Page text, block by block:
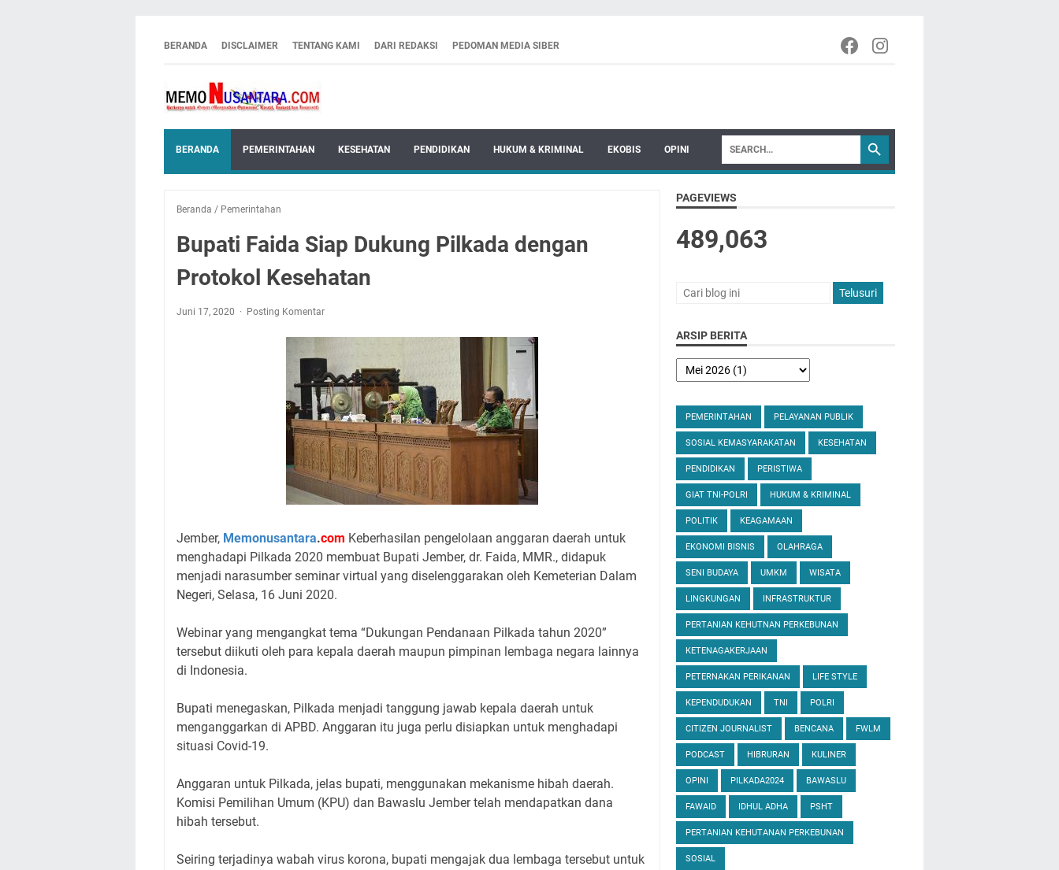
BERANDA DISCLAIMER TENTANG KAMI DARI REDAKSI PEDOMAN MEDIA SIBER
BERANDA PEMERINTAHAN KESEHATAN PENDIDIKAN HUKUM & KRIMINAL EKOBIS OPINI
Beranda / Pemerintahan
Bupati Faida Siap Dukung Pilkada dengan
Protokol Kesehatan
Juni 17, 2020 Posting Komentar
Jember, Memonusantara.com Keberhasilan pengelolaan anggaran daerah untuk
menghadapi Pilkada 2020 membuat Bupati Jember, dr. Faida, MMR., didapuk
menjadi narasumber seminar virtual yang diselenggarakan oleh Kemeterian Dalam
Negeri, Selasa, 16 Juni 2020.
Webinar yang mengangkat tema “Dukungan Pendanaan Pilkada tahun 2020”
tersebut diikuti oleh para kepala daerah maupun pimpinan lembaga negara lainnya
di Indonesia.
Bupati menegaskan, Pilkada menjadi tanggung jawab kepala daerah untuk
menganggarkan di APBD. Anggaran itu juga perlu disiapkan untuk menghadapi
situasi Covid-19.
Anggaran untuk Pilkada, jelas bupati, menggunakan mekanisme hibah daerah.
Komisi Pemilihan Umum (KPU) dan Bawaslu Jember telah mendapatkan dana
hibah tersebut.
Seiring terjadinya wabah virus korona, bupati mengajak dua lembaga tersebut untuk
PAGEVIEWS
489,063
ARSIP BERITA
PEMERINTAHAN PELAYANAN PUBLIK
SOSIAL KEMASYARAKATAN KESEHATAN
PENDIDIKAN PERISTIWA
GIAT TNI-POLRI HUKUM & KRIMINAL
POLITIK KEAGAMAAN
EKONOMI BISNIS OLAHRAGA
SENI BUDAYA UMKM WISATA
LINGKUNGAN INFRASTRUKTUR
PERTANIAN KEHUTNAN PERKEBUNAN
KETENAGAKERJAAN
PETERNAKAN PERIKANAN LIFE STYLE
KEPENDUDUKAN TNI POLRI
CITIZEN JOURNALIST BENCANA FWLM
PODCAST HIBRURAN KULINER
OPINI PILKADA2024 BAWASLU
FAWAID IDHUL ADHA PSHT
PERTANIAN KEHUTANAN PERKEBUNAN
SOSIAL